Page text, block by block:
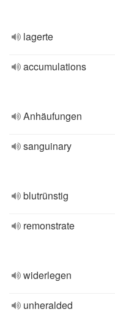
lagerte
accumulations
Anhäufungen
sanguinary
blutrünstig
remonstrate
widerlegen
unheralded